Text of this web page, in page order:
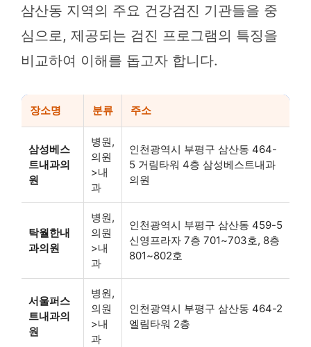
삼산동 지역의 주요 건강검진 기관들을 중
심으로, 제공되는 검진 프로그램의 특징을
비교하여 이해를 돕고자 합니다.
장소명 분류 주소
삼성베스
트내과의
원
병원,
의원
>내
과
인천광역시 부평구 삼산동 464-
5 거림타워 4층 삼성베스트내과
의원
탁월한내
과의원
병원,
의원
>내
과
인천광역시 부평구 삼산동 459-5
신영프라자 7층 701~703호, 8층
801~802호
서울퍼스
트내과의
원
병원,
의원
>내
과
인천광역시 부평구 삼산동 464-2
엘림타워 2층